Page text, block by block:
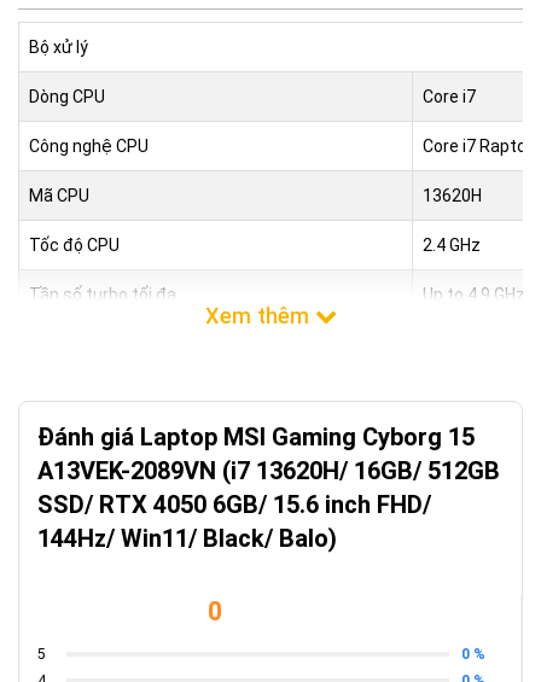
Bộ xử lý
Dòng CPU Core i7
Công nghệ CPU Core i7 Raptor
Mã CPU 13620H
Tốc độ CPU 2.4 GHz
Tần số turbo tối đa Up to 4.9 GHz
Bộ nhớ đệm 24Mb Cache
Bộ nhớ RAM
Dung lượng RAM
Đánh giá Laptop MSI Gaming Cyborg 15
A13VEK-2089VN (i7 13620H/ 16GB/ 512GB
SSD/ RTX 4050 6GB/ 15.6 inch FHD/
144Hz/ Win11/ Black/ Balo)
0
5
0 %